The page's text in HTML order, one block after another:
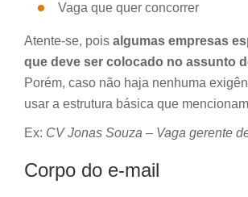
Vaga que quer concorrer
Atente-se, pois algumas empresas
que deve ser colocado no assunto
Porém, caso não haja nenhuma
usar a estrutura básica que
Ex: CV Jonas Souza – Vaga gerente
Corpo do e-mail